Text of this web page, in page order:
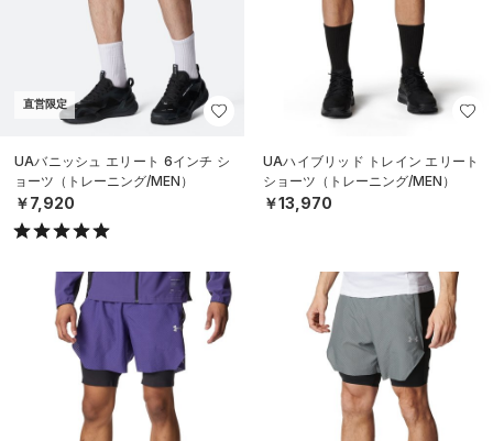
直営限定
UAバニッシュ エリート 6インチ シ
ョーツ（トレーニング/MEN）
￥7,920
UAハイブリッド トレイン エリート
ショーツ（トレーニング/MEN）
￥13,970